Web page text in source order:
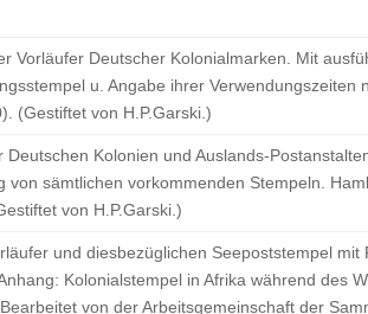
Vorläufer Deutscher Kolonialmarken. Mit
u. Angabe ihrer Verwendungszeiten
(Gestiftet von H.P.Garski.)
Kolonien und Auslands-
von sämtlichen vorkommenden Stempeln.
von H.P.Garski.)
und diesbezüglichen Seepoststempel mit
Kolonialstempel in Afrika während des
von der Arbeitsgemeinschaft der